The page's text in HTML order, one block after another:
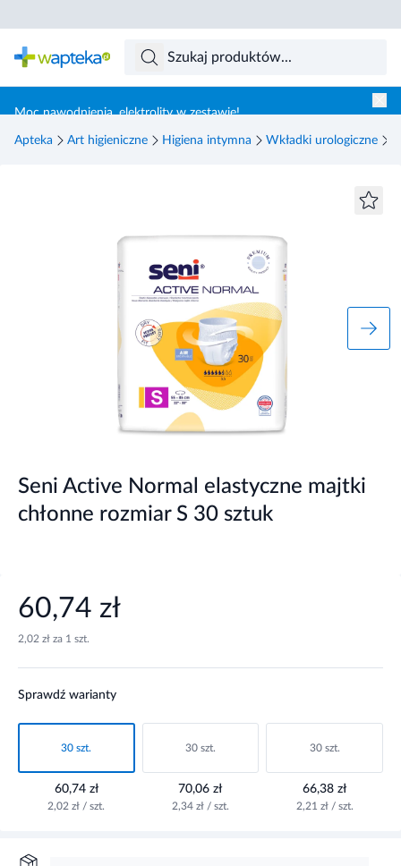
Moc nawodnienia, elektrolity w zestawie!
Apteka Art higieniczne Higiena intymna Wkładki urologiczne
Seni Active Normal elastyczne majtki
chłonne rozmiar S 30 sztuk
60,74 zł
2,02 zł za 1 szt.
Sprawdź warianty
30 szt.
60,74 zł
2,02 zł / szt.
30 szt.
70,06 zł
2,34 zł / szt.
30 szt.
66,38 zł
2,21 zł / szt.